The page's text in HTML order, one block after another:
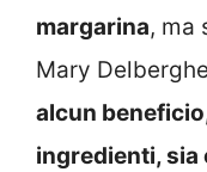
margarina, ma
Mary
alcun
ingredienti, sia